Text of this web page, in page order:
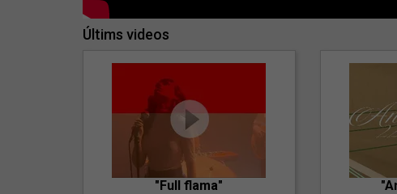
Últims videos
"Full flama"